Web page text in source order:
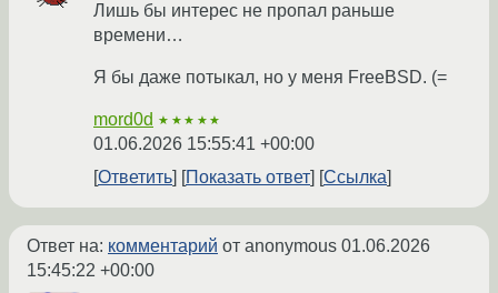
Лишь бы интерес не пропал раньше
времени…
Я бы даже потыкал, но у меня FreeBSD. (=
mord0d ★★★★★
01.06.2026 15:55:41 +00:00
Ответить
Показать ответ Ссылка
Ответ на: комментарий от anonymous 01.06.2026
15:45:22 +00:00